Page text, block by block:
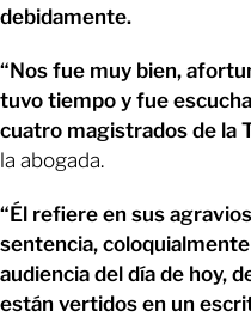
debidamente.
“Nos fue muy bien,
tuvo tiempo y fue
cuatro magistrados de la
la abogada.
“Él refiere en sus
sentencia,
audiencia del día de hoy,
están vertidos en un